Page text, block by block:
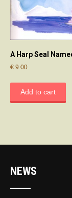
A Harp Seal
€ 9.00
Add to cart
NEWS